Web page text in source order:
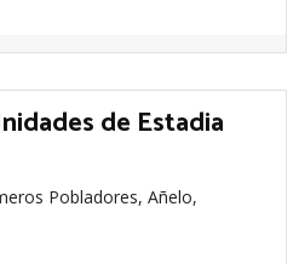
de Estadia
Pobladores, Añelo,